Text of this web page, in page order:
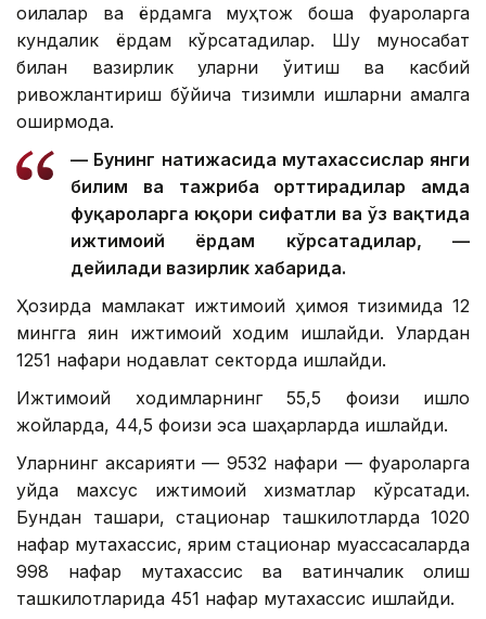
оилалар ва ёрдамга муҳтож бошқа фуқароларга
кундалик ёрдам кўрсатадилар. Шу муносабат
билан вазирлик уларни ўқитиш ва касбий
ривожлантириш бўйича тизимли ишларни амалга
оширмоқда.
— Бунинг натижасида мутахассислар янги
билим ва тажриба орттирадилар ҳамда
фуқароларга юқори сифатли ва ўз вақтида
ижтимоий ёрдам кўрсатадилар, —
дейилади вазирлик хабарида.
Ҳозирда мамлакат ижтимоий ҳимоя тизимида 12
мингга яқин ижтимоий ходим ишлайди. Улардан
1251 нафари нодавлат секторда ишлайди.
Ижтимоий ходимларнинг 55,5 фоизи қишлоқ
жойларда, 44,5 фоизи эса шаҳарларда ишлайди.
Уларнинг аксарияти — 9532 нафари — фуқароларга
уйда махсус ижтимоий хизматлар кўрсатади.
Бундан ташқари, стационар ташкилотларда 1020
нафар мутахассис, ярим стационар муассасаларда
998 нафар мутахассис ва вақтинчалик қолиш
ташкилотларида 451 нафар мутахассис ишлайди.